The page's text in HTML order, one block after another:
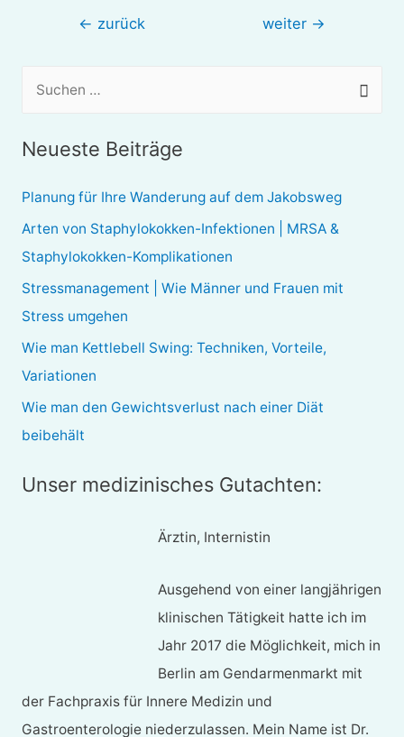
Beitragsnavigation
← zurück weiter →
e
n
n
Neueste Beiträge
Planung für Ihre Wanderung auf dem Jakobsweg
Arten von Staphylokokken-Infektionen | MRSA &
Staphylokokken-Komplikationen
Stressmanagement | Wie Männer und Frauen mit
Stress umgehen
Wie man Kettlebell Swing: Techniken, Vorteile,
Variationen
Wie man den Gewichtsverlust nach einer Diät
beibehält
Unser medizinisches Gutachten:
Ärztin, Internistin
Ausgehend von einer langjährigen
klinischen Tätigkeit hatte ich im
Jahr 2017 die Möglichkeit, mich in
Berlin am Gendarmenmarkt mit
der Fachpraxis für Innere Medizin und
Gastroenterologie niederzulassen. Mein Name ist Dr.